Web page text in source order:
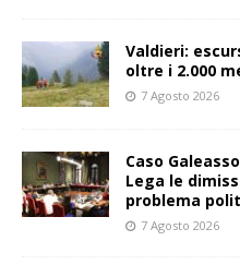
Valdieri:
oltre i 2.000
7 Agosto 2026
Caso
Lega le
problema
7 Agosto 2026